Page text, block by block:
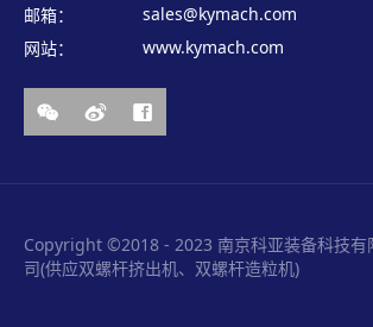
邮箱：
sales@kymach.com
网站：
www.kymach.com
Copyright ©2018 - 2023 南京科亚装备科技有
司(供应双螺杆挤出机、双螺杆造粒机)